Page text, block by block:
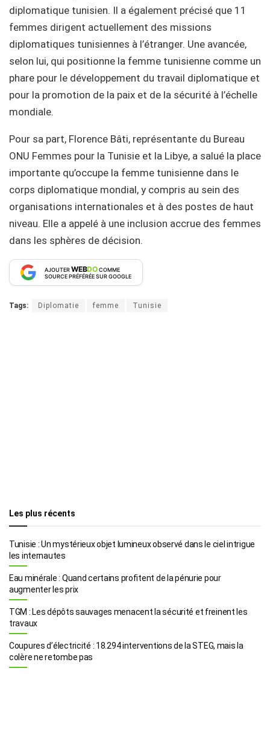
diplomatique tunisien. Il a également précisé que 11
femmes dirigent actuellement des missions
diplomatiques tunisiennes à l’étranger. Une avancée,
selon lui, qui positionne la femme tunisienne comme un
phare pour le développement du travail diplomatique et
pour la promotion de la paix et de la sécurité à l’échelle
mondiale.
Pour sa part, Florence Bâti, représentante du Bureau
ONU Femmes pour la Tunisie et la Libye, a salué la place
importante qu’occupe la femme tunisienne dans le
corps diplomatique mondial, y compris au sein des
organisations internationales et à des postes de haut
niveau. Elle a appelé à une inclusion accrue des femmes
dans les sphères de décision.
AJOUTERWEBDOCOMME
SOURCE PRÉFÉRÉE SUR GOOGLE
Tags: Diplomatie femme Tunisie
Les plus récents
Tunisie : Un mystérieux objet lumineux observé dans le ciel intrigue
les internautes
Eau minérale : Quand certains profitent de la pénurie pour
augmenter les prix
TGM : Les dépôts sauvages menacent la sécurité et freinent les
travaux
Coupures d’électricité : 18.294 interventions de la STEG, mais la
colère ne retombe pas